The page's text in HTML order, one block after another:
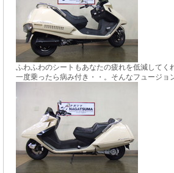
ふわふわのシートもあなたの疲れを低減してく
一度乗ったら病み付き・・。そんなフュージョン